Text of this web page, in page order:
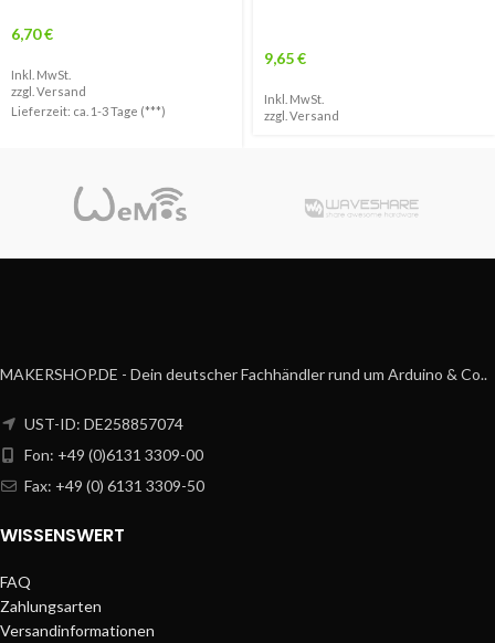
6,70€
Inkl. MwSt.
zzgl. Versand
Lieferzeit: ca. 1-3 Tage (***)
9,65€
Inkl. MwSt.
zzgl. Versand
MAKERSHOP.DE - Dein deutscher Fachhändler rund um Arduino & Co..
UST-ID: DE258857074
Fon: +49 (0)6131 3309-00
Fax: +49 (0) 6131 3309-50
WISSENSWERT
FAQ
Zahlungsarten
Versandinformationen